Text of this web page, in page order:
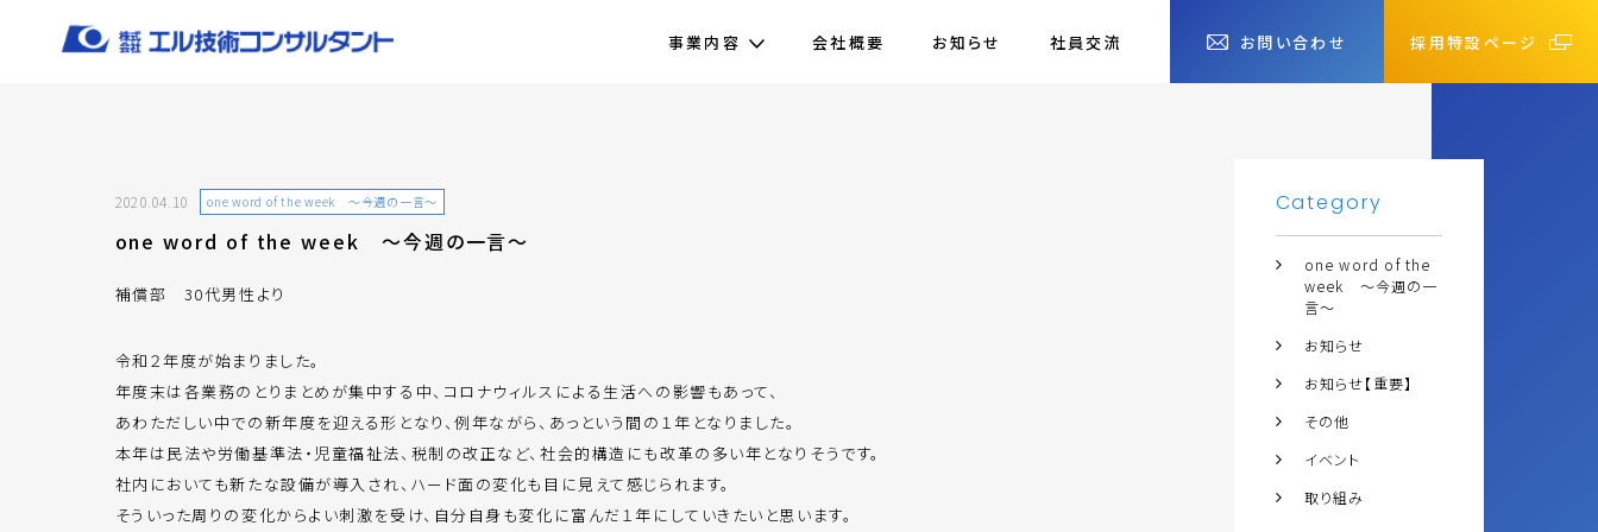
事業内容 会社概要 お知らせ 社員交流 お問い合わせ 採用特設ページ
2020.04.10 one word of the week ～今週の一言～
one word of the week ～今週の一言～
補償部 30代男性より
令和２年度が始まりました。
年度末は各業務のとりまとめが集中する中、コロナウィルスによる生活への影響もあって、
あわただしい中での新年度を迎える形となり、例年ながら、あっという間の１年となりました。
本年は民法や労働基準法・児童福祉法、税制の改正など、社会的構造にも改革の多い年となりそうです。
社内においても新たな設備が導入され、ハード面の変化も目に見えて感じられます。
そういった周りの変化からよい刺激を受け、自分自身も変化に富んだ１年にしていきたいと思います。
Category
one word of the
week ～今週の一
言～
お知らせ
お知らせ【重要】
その他
イベント
取り組み